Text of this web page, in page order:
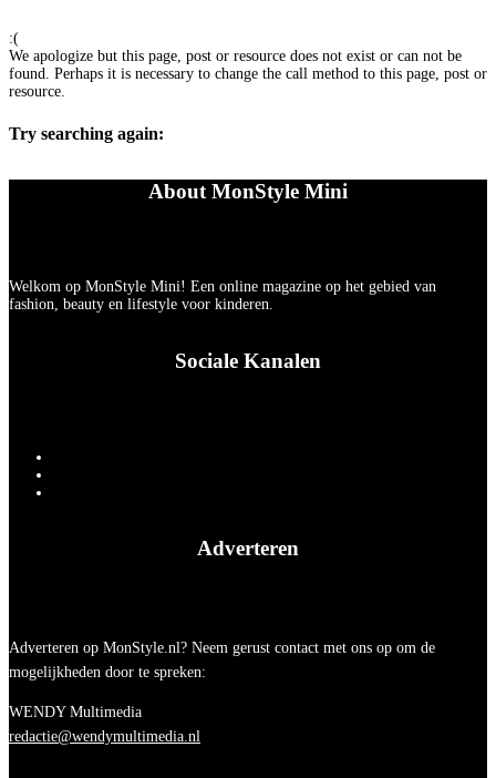
:(
We apologize but this page, post or resource does not exist or can not be
found. Perhaps it is necessary to change the call method to this page, post or
resource.
Try searching again:
About MonStyle Mini
Welkom op MonStyle Mini! Een online magazine op het gebied van
fashion, beauty en lifestyle voor kinderen.
Sociale Kanalen
Adverteren
Adverteren op MonStyle.nl? Neem gerust contact met ons op om de
mogelijkheden door te spreken:
WENDY Multimedia
redactie@wendymultimedia.nl